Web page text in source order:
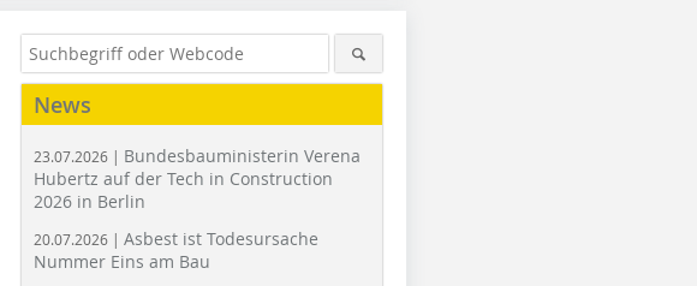
News
23.07.2026 | Bundesbauministerin Verena
Hubertz auf der Tech in Construction
2026 in Berlin
20.07.2026 | Asbest ist Todesursache
Nummer Eins am Bau